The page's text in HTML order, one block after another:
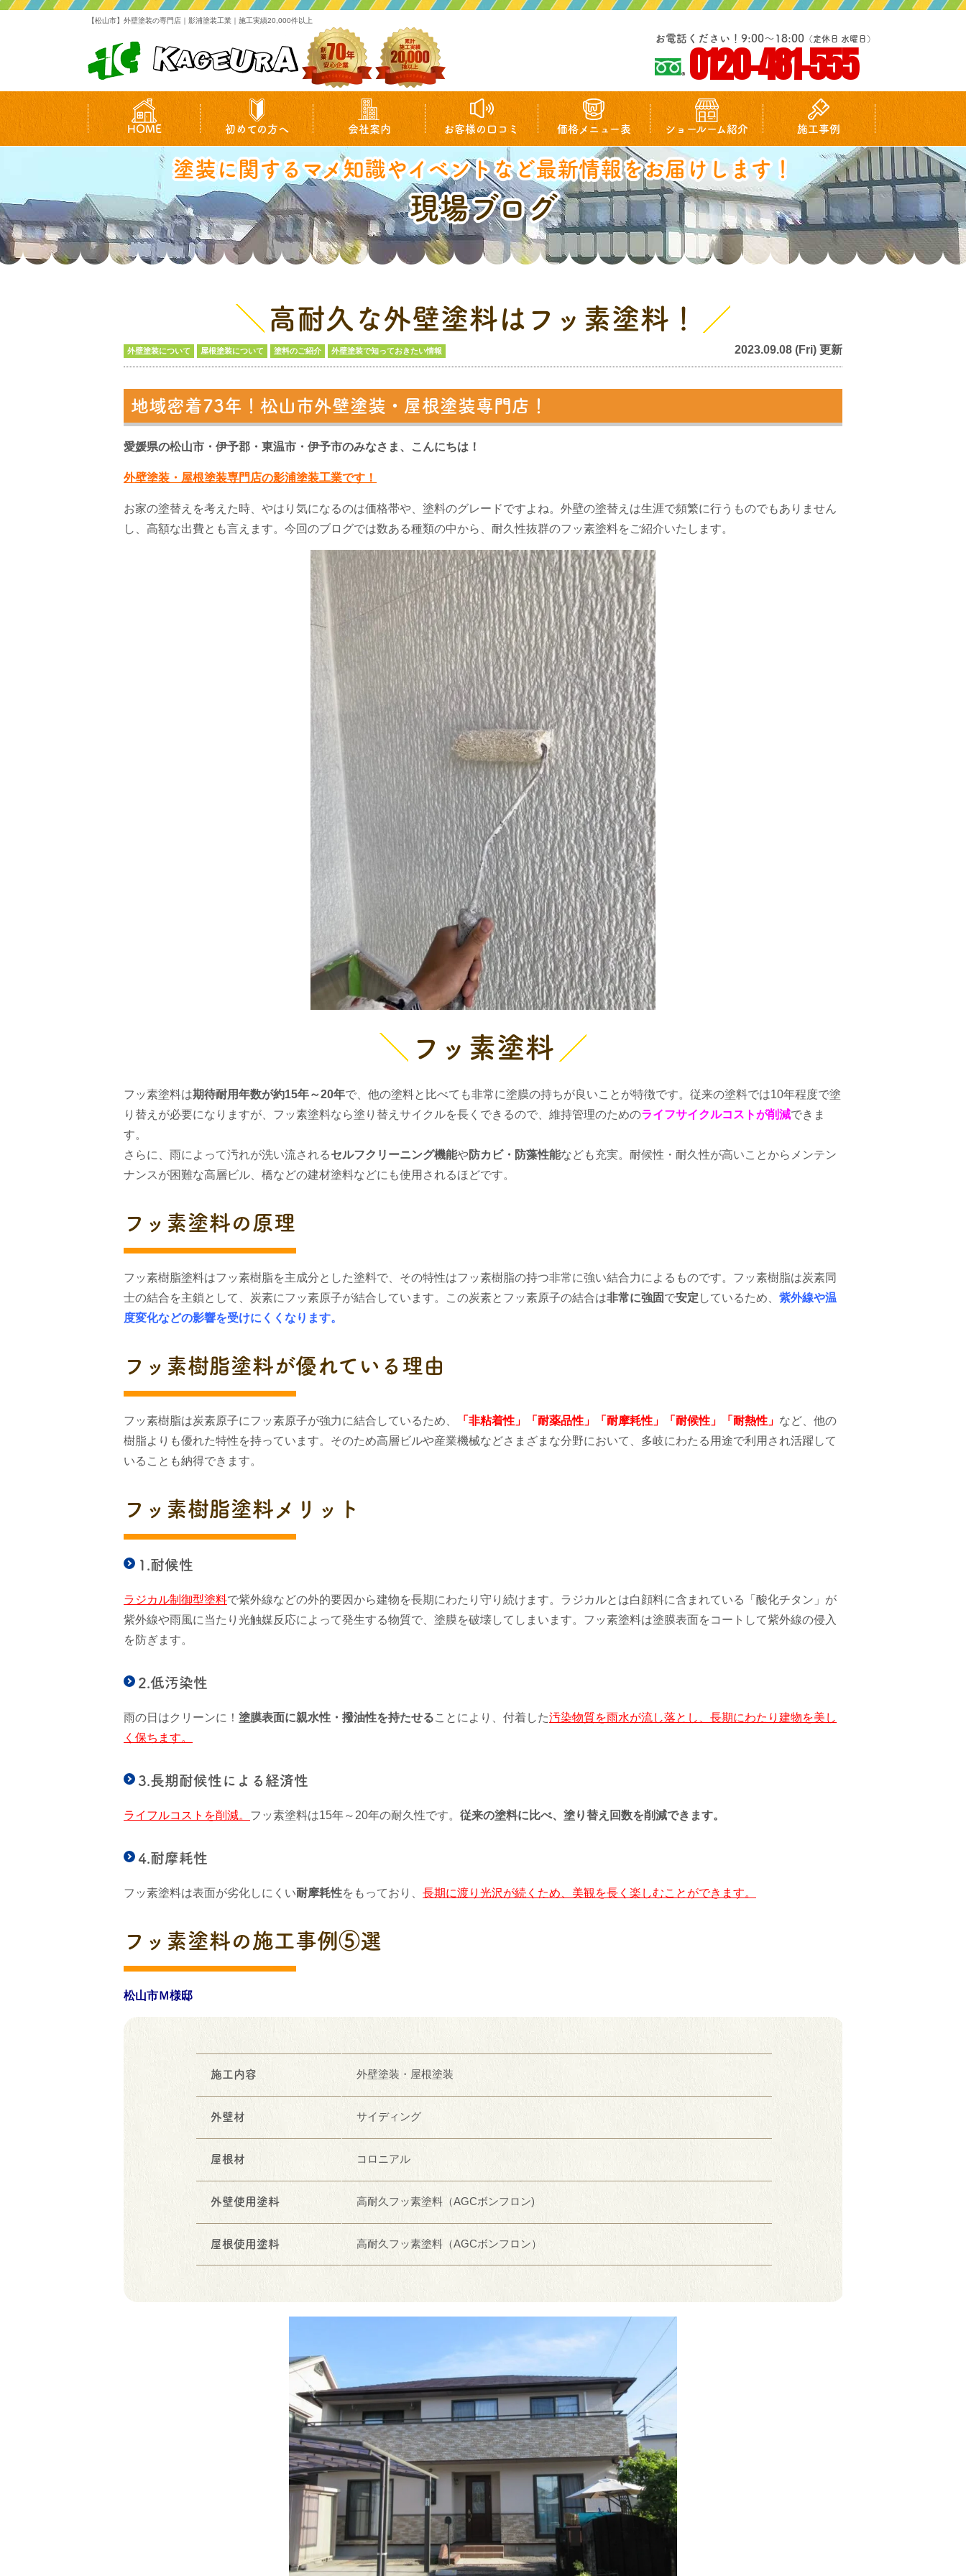
【松山市】外壁塗装の専門店｜影浦塗装工業｜施工実績20,000件以上
お電話ください！9:00～18:00 （定休日 水曜日）
0120-481-555
HOME 初めての方へ 会社案内 お客様の口コミ 価格メニュー表 ショールーム紹介 施工事例
塗装に関するマメ知識やイベントなど最新情報をお届けします！
現場ブログ
高耐久な外壁塗料はフッ素塗料！
外壁塗装について 屋根塗装について 塗料のご紹介 外壁塗装で知っておきたい情報 2023.09.08 (Fri) 更新
地域密着73年！松山市外壁塗装・屋根塗装専門店！
愛媛県の松山市・伊予郡・東温市・伊予市のみなさま、こんにちは！
外壁塗装・屋根塗装専門店の影浦塗装工業です！
お家の塗替えを考えた時、やはり気になるのは価格帯や、塗料のグレードですよね。外壁の塗替えは生涯で頻繁に行うものでもありません
し、高額な出費とも言えます。今回のブログでは数ある種類の中から、耐久性抜群のフッ素塗料をご紹介いたします。
フッ素塗料
フッ素塗料は期待耐用年数が約15年～20年で、他の塗料と比べても非常に塗膜の持ちが良いことが特徴です。従来の塗料では10年程度で塗
り替えが必要になりますが、フッ素塗料なら塗り替えサイクルを長くできるので、維持管理のためのライフサイクルコストが削減できま
す。
さらに、雨によって汚れが洗い流されるセルフクリーニング機能や防カビ・防藻性能なども充実。耐候性・耐久性が高いことから メンテン
ナンスが困難な高層ビル、橋などの建材塗料などにも使用されるほどです。
フッ素塗料の原理
フッ素樹脂塗料はフッ素樹脂を主成分とした塗料で、その特性はフッ素樹脂の持つ非常に強い結合力によるものです。フッ素樹脂は炭素同
士の結合を主鎖として、炭素にフッ素原子が結合しています。この炭素とフッ素原子の結合は非常に強固 で安定 しているため、 紫外線や温
度変化などの影響を受けにくくなります。
フッ素樹脂塗料が優れている理由
フッ素樹脂は炭素原子にフッ素原子が強力に結合しているため、 「非粘着性」「耐薬品性」「耐摩耗性」「耐候性」「耐熱性」 など、他の
樹脂よりも優れた特性を持っています。そのため高層ビルや産業機械などさまざまな分野において、多岐にわたる用途で利用され活躍して
いることも納得できます。
フッ素樹脂塗料メリット
1.耐候性
ラジカル制御型塗料で紫外線などの外的要因から建物を長期にわたり守り続けます。ラジカルとは白顔料に含まれている「酸化チタン」が
紫外線や雨風に当たり光触媒反応によって発生する物質で、塗膜を破壊してしまいます。 フッ素塗料は塗膜表面をコートして紫外線の侵入
を防ぎます。
2.低汚染性
雨の日はクリーンに！ 塗膜表面に親水性・撥油性を持たせることにより、付着した汚染物質を雨水が流し落とし、長期にわたり建物を美し
く保ちます。
3.長期耐候性による経済性
ライフルコストを削減。 フッ素塗料は15年～20年の耐久性です。 従来の塗料に比べ、塗り替え回数を削減できます。
4.耐摩耗性
フッ素塗料は表面が劣化しにくい耐摩耗性をもっており、 長期に渡り 光沢が続く ため、美観を長く楽しむことができます。
フッ素塗料の施工事例⑤選
松山市Ｍ様邸
施工内容 外壁塗装・屋根塗装
外壁材 サイディング
屋根材 コロニアル
外壁使用塗料 高耐久フッ素塗料（AGCボンフロン)
屋根使用塗料 高耐久フッ素塗料（AGCボンフロン）